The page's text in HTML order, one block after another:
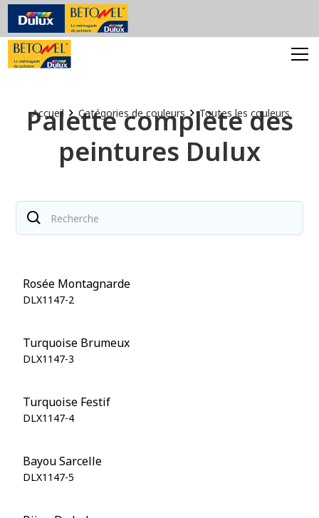
Accueil Catégories de couleurs Toutes les couleurs
Palette complète des
peintures Dulux
Rosée Montagnarde
DLX1147-2
Turquoise Brumeux
DLX1147-3
Turquoise Festif
DLX1147-4
Bayou Sarcelle
DLX1147-5